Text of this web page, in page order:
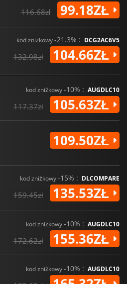
116.68zł 99.18ZŁ
kod zniżkowy-21.3% : DCG2AC6V5
132.98zł 104.66ZŁ
kod zniżkowy-10% : AUGDLC10
117.37zł 105.63ZŁ
109.50ZŁ
kod zniżkowy-15% : DLCOMPARE
159.45zł 135.53ZŁ
kod zniżkowy-10% : AUGDLC10
172.62zł 155.36ZŁ
kod zniżkowy-10% : AUGDLC10